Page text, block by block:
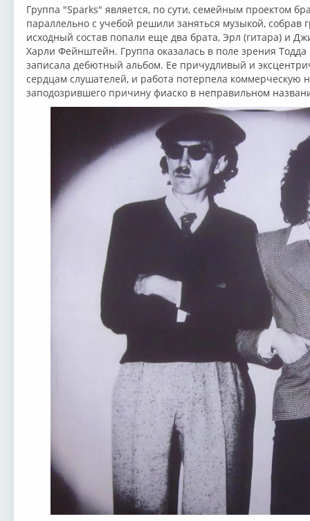
Группа "Sparks" является, по сути, семейным проектом
параллельно с учебой решили заняться музыкой,
исходный состав попали еще два брата, Эрл (гитара) и
Харли Фейнштейн. Группа оказалась в поле зрения Тодда
записала дебютный альбом. Ее причудливый и
сердцам слушателей, и работа потерпела коммерческую
заподозрившего причину фиаско в неправильном